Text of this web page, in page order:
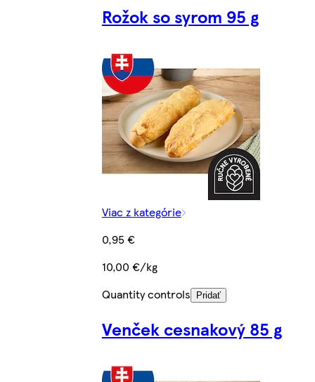
Rožok so syrom 95 g
Viac z kategórie
0,95 €
10,00 €/kg
Quantity controls
Pridať
Venček cesnakový 85 g